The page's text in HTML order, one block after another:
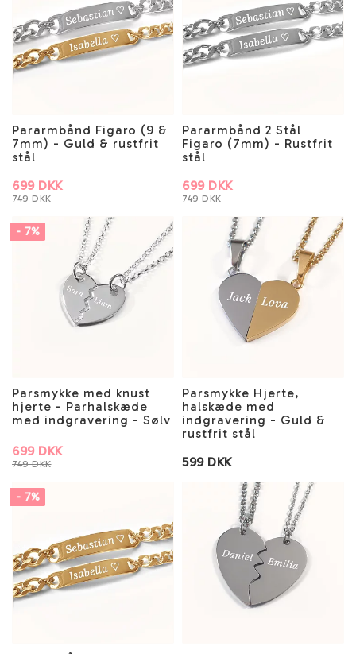
Pararmbånd Figaro (9 &
7mm) - Guld & rustfrit
stål
749 DKK
699 DKK
Pararmbånd 2 Stål
Figaro (7mm) - Rustfrit
stål
749 DKK
699 DKK
- 7%
Parsmykke med knust
hjerte - Parhalskæde
med indgravering - Sølv
749 DKK
699 DKK
Parsmykke Hjerte,
halskæde med
indgravering - Guld &
rustfrit stål
599 DKK
- 7%